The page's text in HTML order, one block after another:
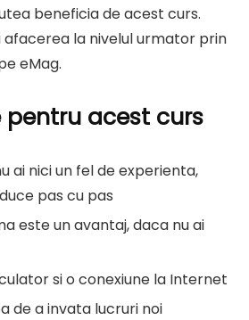
beneficia de acest curs.
la nivelul urmator prin
eMag.
pentru acest curs
ai nici un fel de experienta,
pas cu pas
este un avantaj, daca nu ai
si o conexiune la Internet
de a invata lucruri noi